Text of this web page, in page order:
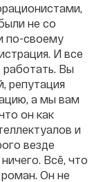
не со
по-своему
И все
работать. Вы
репутация
а мы вам
он как
и
везде
Всё, что
Он не